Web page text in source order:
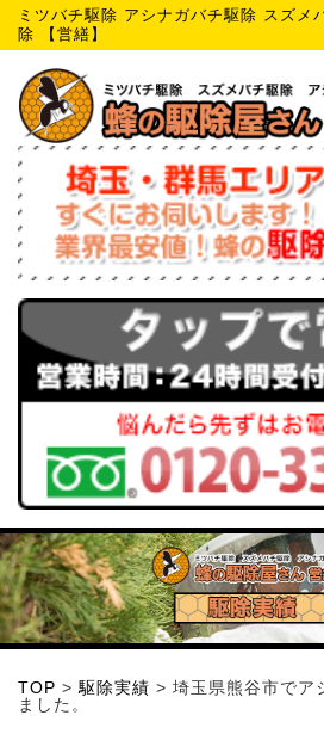
ミツバチ駆除 アシナガバチ駆除 スズメ
除 【営繕】
TOP > 駆除実績 > 埼玉県熊谷市でア
ました。